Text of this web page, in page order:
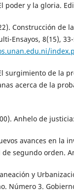
poder y la gloria.
Construcción de
Ensayos, 8(15),
surgimiento de la
acerca de la
Anhelo de
avances en la
segundo orden.
y
Número 3.